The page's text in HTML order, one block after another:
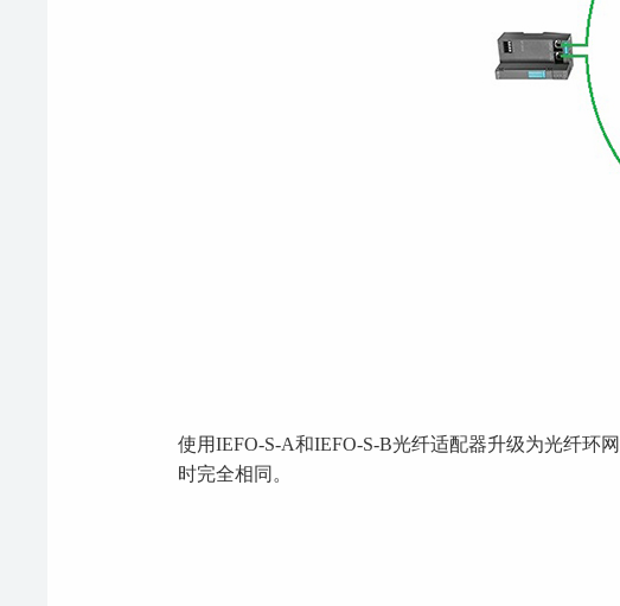
使用IEFO-S-A和IEFO-S-B光纤适配器升级为光纤环
时完全相同。